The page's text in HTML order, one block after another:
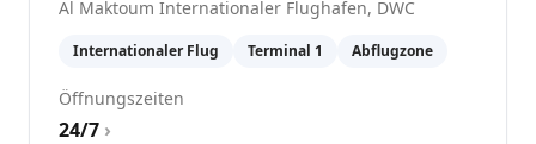
Al Maktoum Internationaler Flughafen, DWC
Internationaler Flug Terminal 1 Abflugzone
Öffnungszeiten
24/7 ›